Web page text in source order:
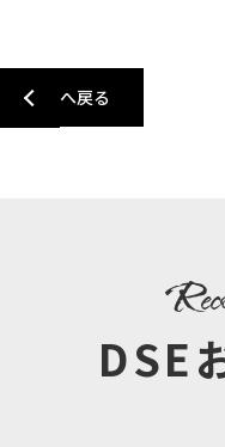
一覧へ戻る
DSE